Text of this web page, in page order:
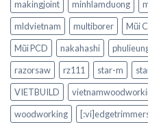
makingjoint minhlamduong
mldvietnam
multiborer Mũi
Mũi PCD
nakahashi
razorsaw
rz111 star-m
VIETBUILD
woodworking